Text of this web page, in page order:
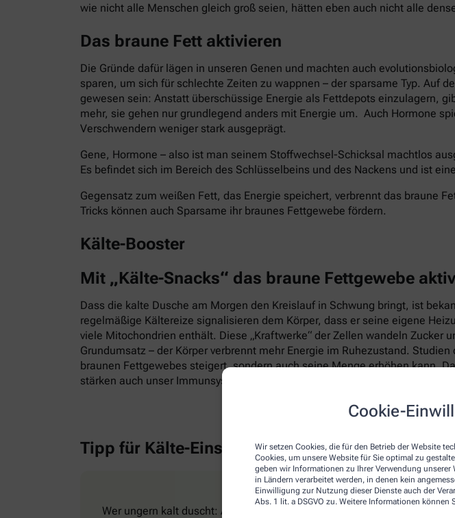
Cookie-
Wir setzen Cookies, die für den Betrieb der Website
Cookies, um unsere Website für Sie optimal zu
geben wir Informationen zu Ihrer Verwendung
in Ländern verarbeitet werden, in denen kein
Einwilligung zur Nutzung dieser Dienste auch der
Abs. 1 lit. a DSGVO zu. Weitere Informationen können
wie nicht alle Menschen gleich groß seien, hätten eben auch nicht alle
Das braune Fett aktivieren
Die Gründe dafür lägen in unseren Genen und machten auch
sparen, um sich für schlechte Zeiten zu wappnen – der sparsame Typ. Auf
gewesen sein: Anstatt überschüssige Energie als Fettdepots einzulagern,
mehr, sie gehen nur grundlegend anders mit Energie um. Auch Hormone
Verschwendern weniger stark ausgeprägt.
Gene, Hormone – also ist man seinem Stoffwechsel-Schicksal machtlos
Es befindet sich im Bereich des Schlüsselbeins und des Nackens und ist
Gegensatz zum weißen Fett, das Energie speichert, verbrennt das braune
Tricks können auch Sparsame ihr braunes Fettgewebe fördern.
Kälte-Booster
Mit „Kälte-Snacks“ das braune Fettgewebe
Dass die kalte Dusche am Morgen den Kreislauf in Schwung bringt, ist
regelmäßige Kältereize signalisieren dem Körper, dass er seine eigene
viele Mitochondrien enthält. Diese „Kraftwerke“ der Zellen wandeln Zucker
Grundumsatz – der Körper verbrennt mehr Energie im Ruhezustand.
braunen Fettgewebes steigert, sondern auch seine Menge erhöhen kann.
stärken auch unser Immunsystem.
Tipp für Kälte-Einsteiger
Wer ungern kalt duscht: Auch moderate Kältereize reichen aus, um